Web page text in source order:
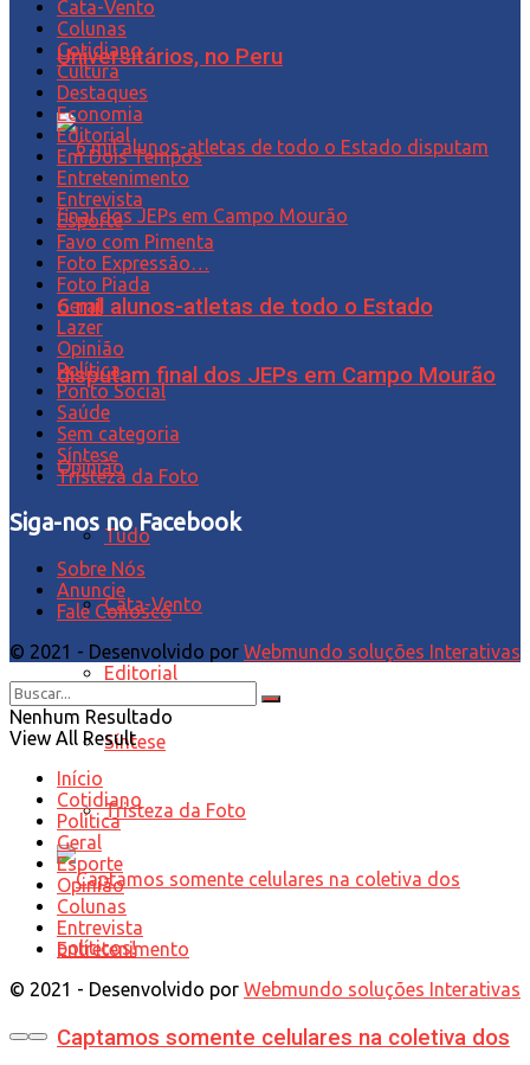
Universitários, no Peru
6 mil alunos-atletas de todo o Estado
disputam final dos JEPs em Campo Mourão
Opinião
Tudo
Cata-Vento
Editorial
Síntese
Tristeza da Foto
Captamos somente celulares na coletiva dos
Cata-Vento
Colunas
Cotidiano
Cultura
Destaques
Economia
Editorial
Em Dois Tempos
Entretenimento
Entrevista
Esporte
Favo com Pimenta
Foto Expressão…
Foto Piada
Geral
Lazer
Opinião
Política
Ponto Social
Saúde
Sem categoria
Síntese
Tristeza da Foto
Siga-nos no Facebook
Sobre Nós
Anuncie
Fale Conosco
© 2021 - Desenvolvido por Webmundo soluções Interativas
Nenhum Resultado
View All Result
Início
Cotidiano
Política
Geral
Esporte
Opinião
Colunas
Entrevista
Entretenimento
© 2021 - Desenvolvido por Webmundo soluções Interativas